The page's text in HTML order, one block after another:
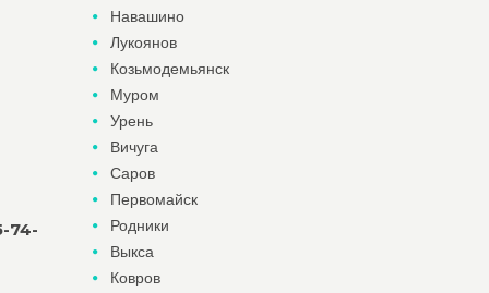
74-
Навашино
Лукоянов
Козьмодемьянск
Муром
Урень
Вичуга
Саров
Первомайск
Родники
Выкса
Ковров